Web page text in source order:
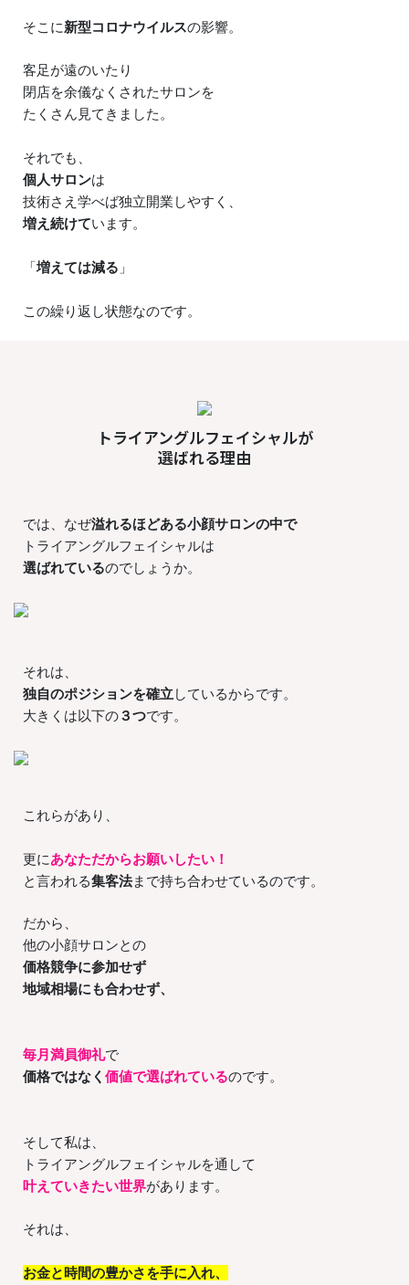
そこに新型コロナウイルスの影響。
客足が遠のいたり
閉店を余儀なくされたサロンを
たくさん見てきました。
それでも、
個人サロンは
技術さえ学べば独立開業しやすく、
増え続けています。
「増えては減る 」
この繰り返し状態なのです。
トライアングルフェイシャルが
選ばれる理由
では、なぜ溢れるほどある小顔サロンの中で
トライアングルフェイシャルは
選ばれているのでしょうか。
それは、
独自のポジションを確立しているからです。
大きくは以下の３つです。
これらがあり、
更にあなただからお願いしたい！
と言われる集客法まで持ち合わせているのです。
だから、
他の小顔サロンとの
価格競争に参加せず
地域相場にも合わせず、
毎月満員御礼で
価格ではなく 価値で選ばれているのです。
そして私は、
トライアングルフェイシャルを通して
叶えていきたい世界があります。
それは、
お金と時間の豊かさを手に入れ、